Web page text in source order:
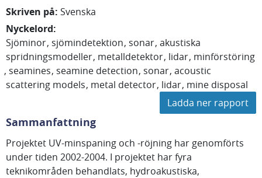
Skriven på: Svenska
Nyckelord:
Sjöminor sjömindetektion sonar akustiska
spridningsmodeller metalldetektor lidar minförstöring
seamines seamine detection sonar acoustic
scattering models metal detector lidar mine disposal
Ladda ner rapport
Sammanfattning
Projektet UV-minspaning och -röjning har genomförts
under tiden 2002-2004. I projektet har fyra
teknikområden behandlats, hydroakustiska,